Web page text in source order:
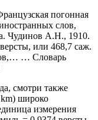
погонная
слов,
Чудинов А.Н., 1910.
или 468,7 саж.
… Словарь
смотри также
широко
измерения